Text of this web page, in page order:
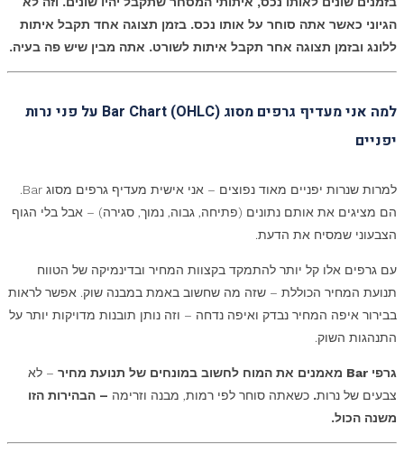
הגיוני כאשר אתה סוחר על אותו נכס. בזמן תצוגה אחד תקבל איתות
ללונג ובזמן תצוגה אחר תקבל איתות לשורט. אתה מבין שיש פה בעיה.
למה אני מעדיף גרפים מסוג Bar Chart (OHLC) על פני נרות
יפניים
למרות שנרות יפניים מאוד נפוצים – אני אישית מעדיף גרפים מסוג Bar.
הם מציגים את אותם נתונים (פתיחה, גבוה, נמוך, סגירה) – אבל בלי הגוף
הצבעוני שמסיח את הדעת.
עם גרפים אלו קל יותר להתמקד בקצוות המחיר ובדינמיקה של הטווח
תנועת המחיר הכוללת – שזה מה שחשוב באמת במבנה שוק. אפשר לראות
בבירור איפה המחיר נבדק ואיפה נדחה – וזה נותן תובנות מדויקות יותר על
התנהגות השוק.
גרפי Bar מאמנים את המוח לחשוב במונחים של תנועת מחיר – לא
צבעים של נרות. כשאתה סוחר לפי רמות, מבנה וזרימה – הבהירות הזו
משנה הכול.